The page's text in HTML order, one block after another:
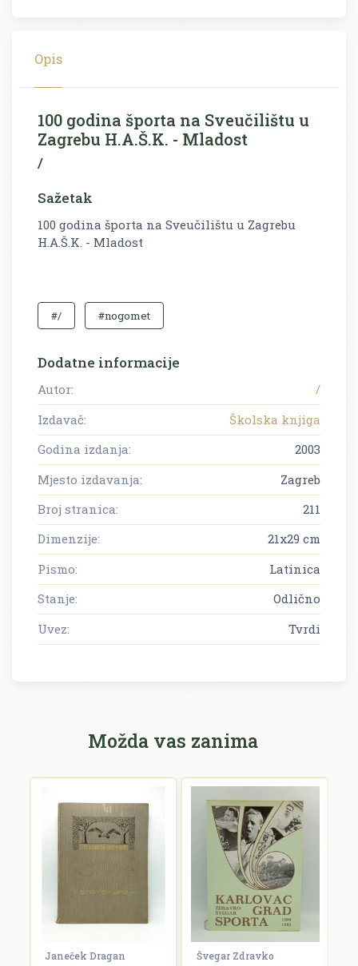
Opis
100 godina športa na Sveučilištu u
Zagrebu H.A.Š.K. - Mladost
/
Sažetak
100 godina športa na Sveučilištu u Zagrebu
H.A.Š.K. - Mladost
#/ #nogomet
Dodatne informacije
Autor:
/
Izdavač:
Školska knjiga
Godina izdanja:
2003
Mjesto izdavanja:
Zagreb
Broj stranica:
211
Dimenzije:
21x29 cm
Pismo:
Latinica
Stanje:
Odlično
Uvez:
Tvrdi
Možda vas zanima
Janeček Dragan Švegar Zdravko